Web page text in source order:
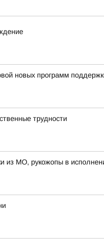
новых программ
трудности
из МО, рукожопы в